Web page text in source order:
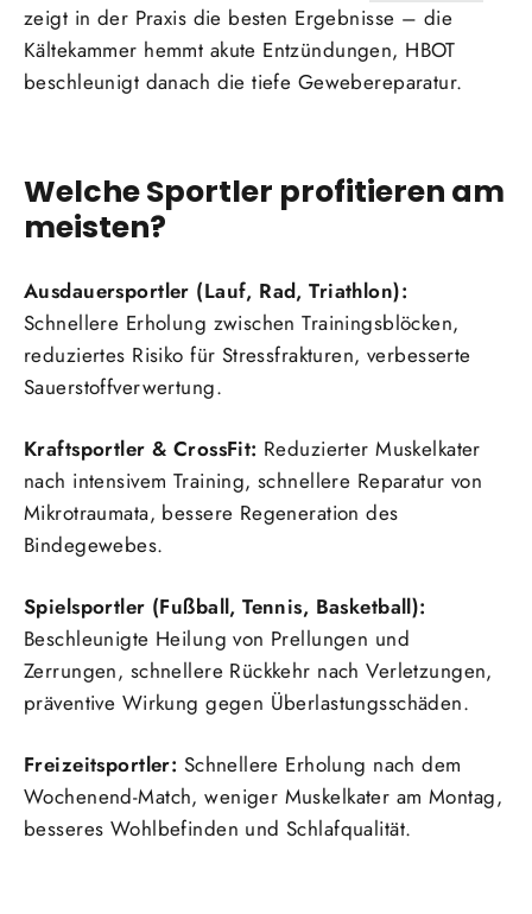
zeigt in der Praxis die besten Ergebnisse – die
Kältekammer hemmt akute Entzündungen, HBOT
beschleunigt danach die tiefe Gewebereparatur.
Welche Sportler profitieren am
meisten?
Ausdauersportler (Lauf, Rad, Triathlon):
Schnellere Erholung zwischen Trainingsblöcken,
reduziertes Risiko für Stressfrakturen, verbesserte
Sauerstoffverwertung.
Kraftsportler & CrossFit: Reduzierter Muskelkater
nach intensivem Training, schnellere Reparatur von
Mikrotraumata, bessere Regeneration des
Bindegewebes.
Spielsportler (Fußball, Tennis, Basketball):
Beschleunigte Heilung von Prellungen und
Zerrungen, schnellere Rückkehr nach Verletzungen,
präventive Wirkung gegen Überlastungsschäden.
Freizeitsportler: Schnellere Erholung nach dem
Wochenend-Match, weniger Muskelkater am Montag,
besseres Wohlbefinden und Schlafqualität.